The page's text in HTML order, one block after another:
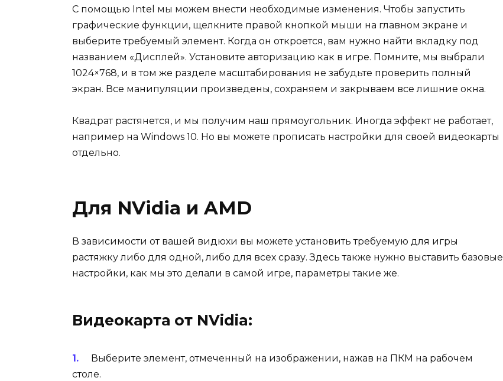
С помощью Intel мы можем внести необходимые изменения. Чтобы запустить
графические функции, щелкните правой кнопкой мыши на главном экране и
выберите требуемый элемент. Когда он откроется, вам нужно найти вкладку под
названием «Дисплей». Установите авторизацию как в игре. Помните, мы выбрали
1024×768, и в том же разделе масштабирования не забудьте проверить полный
экран. Все манипуляции произведены, сохраняем и закрываем все лишние окна.
Квадрат растянется, и мы получим наш прямоугольник. Иногда эффект не работает,
например на Windows 10. Но вы можете прописать настройки для своей видеокарты
отдельно.
Для NVidia и AMD
В зависимости от вашей видюхи вы можете установить требуемую для игры
растяжку либо для одной, либо для всех сразу. Здесь также нужно выставить базовые
настройки, как мы это делали в самой игре, параметры такие же.
Видеокарта от NVidia:
Выберите элемент, отмеченный на изображении, нажав на ПКМ на рабочем
столе.